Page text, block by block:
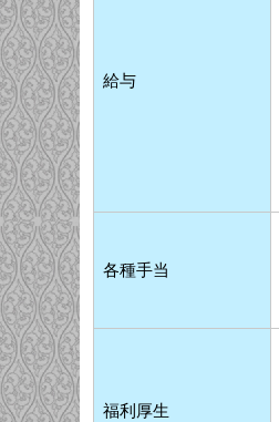
給与
各種手当
福利厚生